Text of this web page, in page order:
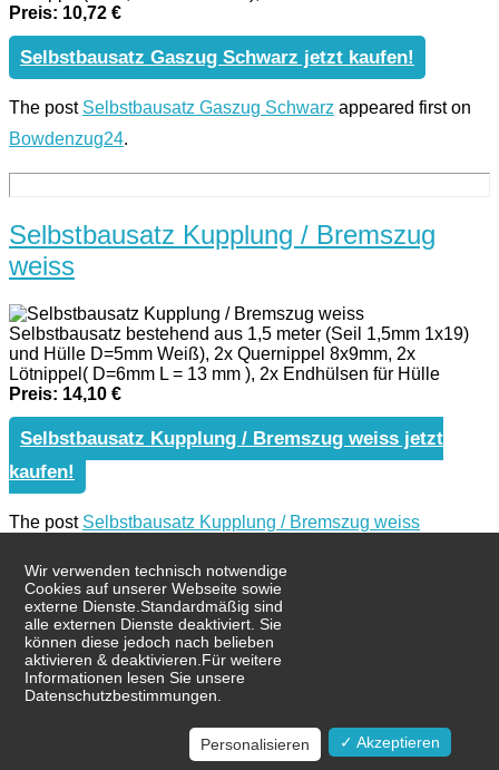
Preis: 10,72 €
Selbstbausatz Gaszug Schwarz jetzt kaufen!
The post Selbstbausatz Gaszug Schwarz appeared first on
Bowdenzug24.
Selbstbausatz Kupplung / Bremszug
weiss
Selbstbausatz bestehend aus 1,5 meter (Seil 1,5mm 1x19)
und Hülle D=5mm Weiß), 2x Quernippel 8x9mm, 2x
Lötnippel( D=6mm L = 13 mm ), 2x Endhülsen für Hülle
Preis: 14,10 €
Selbstbausatz Kupplung / Bremszug weiss jetzt
kaufen!
The post Selbstbausatz Kupplung / Bremszug weiss
Selbstbausatz Kupplung / Bremszug
grau
Selbstbausatz bestehend aus 1,5 meter (Seil 1,5mm 1x19)
Wir sind vom03.08.2026bis zum
Urlaub.
Bestellungen, die in diesem Zeitraum über
Onlineshop eingehen,
ab dem 24.08.2026 versendet.
Wir verwenden technisch notwendige
Cookies auf unserer Webseite sowie
externe Dienste.Standardmäßig sind
alle externen Dienste deaktiviert. Sie
können diese jedoch nach belieben
aktivieren & deaktivieren.Für weitere
Informationen lesen Sie unsere
Datenschutzbestimmungen.
✓ Akzeptieren
Personalisieren